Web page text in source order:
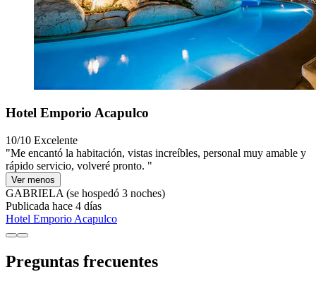
Hotel Emporio Acapulco
10/10 Excelente
"Me encantó la habitación, vistas increíbles, personal muy amable y
rápido servicio, volveré pronto. "
Ver menos
GABRIELA (se hospedó 3 noches)
Publicada hace 4 días
Hotel Emporio Acapulco
Preguntas frecuentes